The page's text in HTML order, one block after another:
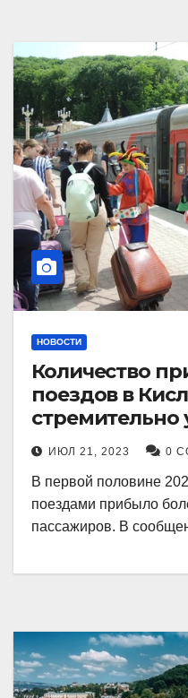
НОВОСТИ
Количество
поездов в
стремительно
ИЮЛ 21, 2023 0
В первой половине
поездами прибыло
пассажиров. В